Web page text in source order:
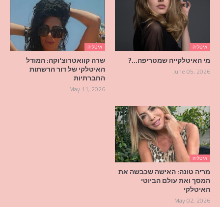
איטליה
מי האיטלקייה שמטריפה…?
June 05, 2026
איטליה
שרה קוואטרוצ'וקה: המודל
האיטלקי של דור הרשתות
החברתיות
May 11, 2026
איטליה
מריה טונה: האישה שכבשה את
המסך ואת עולם הביוטי
האיטלקי
May 02, 2026